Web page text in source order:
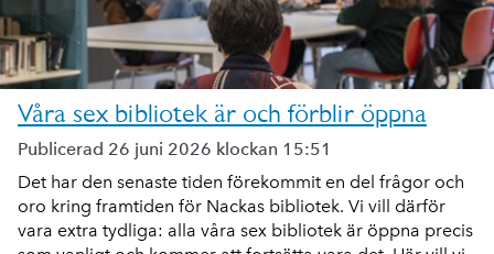
Våra sex bibliotek är och förblir öppna
Publicerad 26 juni 2026 klockan 15:51
Det har den senaste tiden förekommit en del frågor och
oro kring framtiden för Nackas bibliotek. Vi vill därför
vara extra tydliga: alla våra sex bibliotek är öppna precis